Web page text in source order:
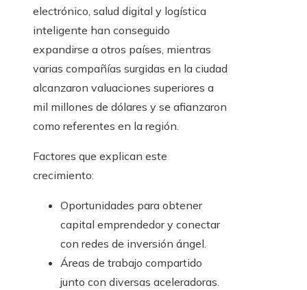
electrónico, salud digital y logística
inteligente han conseguido
expandirse a otros países, mientras
varias compañías surgidas en la ciudad
alcanzaron valuaciones superiores a
mil millones de dólares y se afianzaron
como referentes en la región.
Factores que explican este
crecimiento:
Oportunidades para obtener
capital emprendedor y conectar
con redes de inversión ángel.
Áreas de trabajo compartido
junto con diversas aceleradoras.